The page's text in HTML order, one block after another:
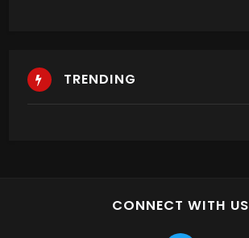
TRENDING
CONNECT WITH US